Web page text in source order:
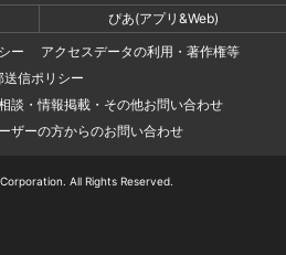
ぴあ(アプリ&Web)
ー
アクセスデータの利用・著作権等
送信ポリシー
談・情報掲載・その他お問い合わせ
ザーの方からのお問い合わせ
All Rights Reserved.